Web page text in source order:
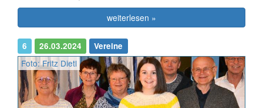
weiterlesen »
6 26.03.2024 Vereine
Foto: Fritz Dietl